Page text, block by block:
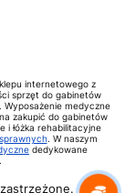
internetowego z
sprzęt do gabinetów
medyczne
zakupić do gabinetów
i łóżka rehabilitacyjne
. W naszym
dedykowane